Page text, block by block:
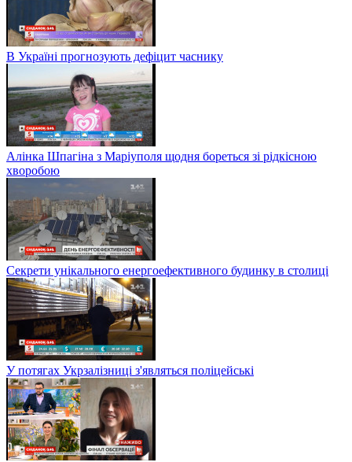
В Україні прогнозують дефіцит часнику
Алінка Шпагіна з Маріуполя щодня бореться зі рідкісною
хворобою
Секрети унікального енергоефективного будинку в столиці
У потягах Укрзалізниці з'являться поліцейські